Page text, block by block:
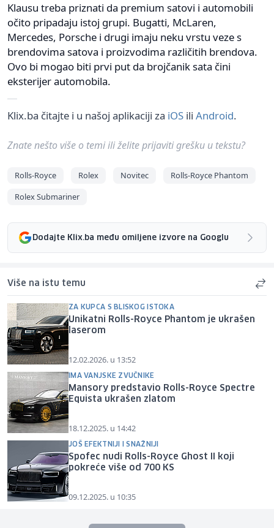
Klausu treba priznati da premium satovi i automobili
očito pripadaju istoj grupi. Bugatti, McLaren,
Mercedes, Porsche i drugi imaju neku vrstu veze s
brendovima satova i proizvodima različitih brendova.
Ovo bi mogao biti prvi put da brojčanik sata čini
eksterijer automobila.
Klix.ba čitajte i u našoj aplikaciji za iOS ili Android.
Znate nešto više o temi ili želite prijaviti grešku u tekstu?
Rolls-Royce Rolex Novitec
Rolls-Royce Phantom
Rolex Submariner
Dodajte Klix.ba među omiljene izvore na Googlu
Više na istu temu
ZA KUPCA S BLISKOG ISTOKA
Unikatni Rolls-Royce Phantom je ukrašen
laserom
12.02.2026. u 13:52
IMA VANJSKE ZVUČNIKE
Mansory predstavio Rolls-Royce Spectre
Equista ukrašen zlatom
18.12.2025. u 14:42
JOŠ EFEKTNIJI I SNAŽNIJI
Spofec nudi Rolls-Royce Ghost II koji
pokreće više od 700 KS
09.12.2025. u 10:35